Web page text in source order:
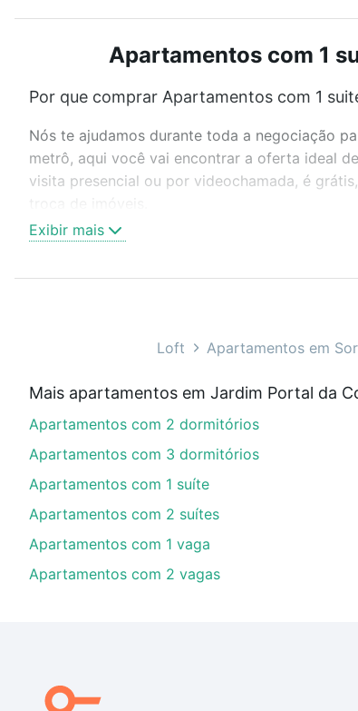
Apartamentos com 1
Por que comprar Apartamentos com 1
Nós te ajudamos durante toda a negociação
metrô, aqui você vai encontrar a oferta ideal
visita presencial ou por videochamada, é
Como escolher um imóvel?
Use barra de busca no topo para pesquisar
ou sem vaga de garagem para combinar
Apartamentos com 1 suite à venda em
Aqui na Loft temos a oferta ideal para você,
nossas opções de financiamento imobiliário
compra, veja em nosso portal quanto custa
Exibir mais
Loft Apartamentos em
Apartamentos com 2 dormitórios
Apartamentos com 3 dormitórios
Apartamentos com 1 suíte
Apartamentos com 2 suítes
Apartamentos com 1 vaga
Apartamentos com 2 vagas